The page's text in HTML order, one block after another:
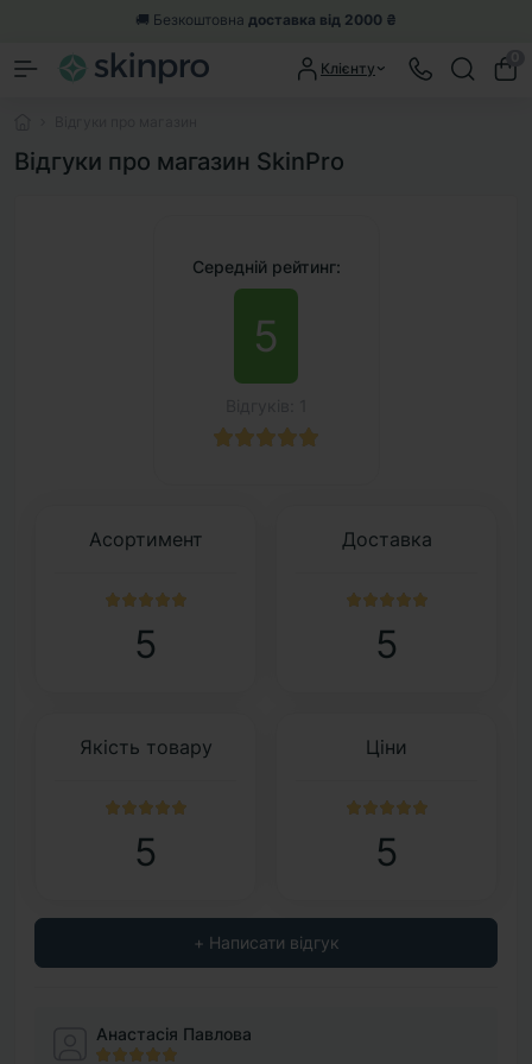
🚚 Безкоштовна доставка від 2000 ₴
Клієнту
Відгуки про магазин SkinPro
Середній рейтинг:
5
+ Написати відгук
Асортимент
5
Доставка
5
Якість товару
5
Ціни
5
Анастасія Павлова